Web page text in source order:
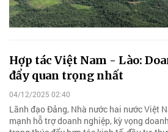
Hợp tác Việt Nam - Lào:
đẩy quan trọng nhất
04/12/2025 02:40
Lãnh đạo Đảng, Nhà nước hai nước Việt
mạnh hỗ trợ doanh nghiệp, kỳ vọng